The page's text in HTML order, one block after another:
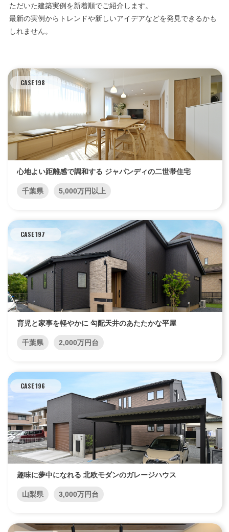
ただいた建築実例を新着順でご紹介します。
最新の実例からトレンドや新しいアイデアなどを発見できるかも
しれません。
CASE 198
心地よい距離感で調和する ジャパンディの二世帯住宅
千葉県 5,000万円以上
CASE 197
育児と家事を軽やかに 勾配天井のあたたかな平屋
千葉県 2,000万円台
CASE 196
趣味に夢中になれる 北欧モダンのガレージハウス
山梨県 3,000万円台